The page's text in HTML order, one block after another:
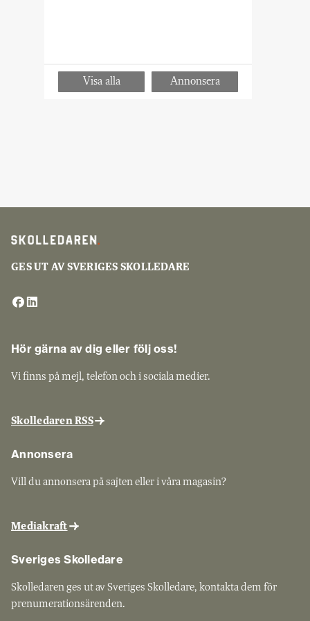
GES UT AV SVERIGES SKOLLEDARE
Hör gärna av dig eller följ oss!
Vi finns på mejl, telefon och i sociala medier.
Skolledaren RSS
Annonsera
Vill du annonsera på sajten eller i våra magasin?
Mediakraft
Sveriges Skolledare
Skolledaren ges ut av Sveriges Skolledare, kontakta dem för
prenumerationsärenden.